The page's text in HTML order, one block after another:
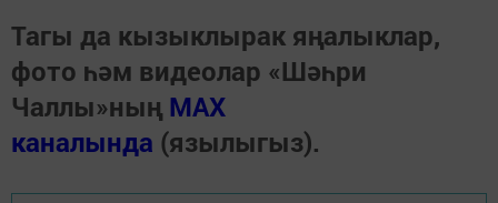
Тагы да кызыклырак яңалыклар,
фото һәм видеолар «Шәһри
Чаллы»ның MAX
каналында (язылыгыз).